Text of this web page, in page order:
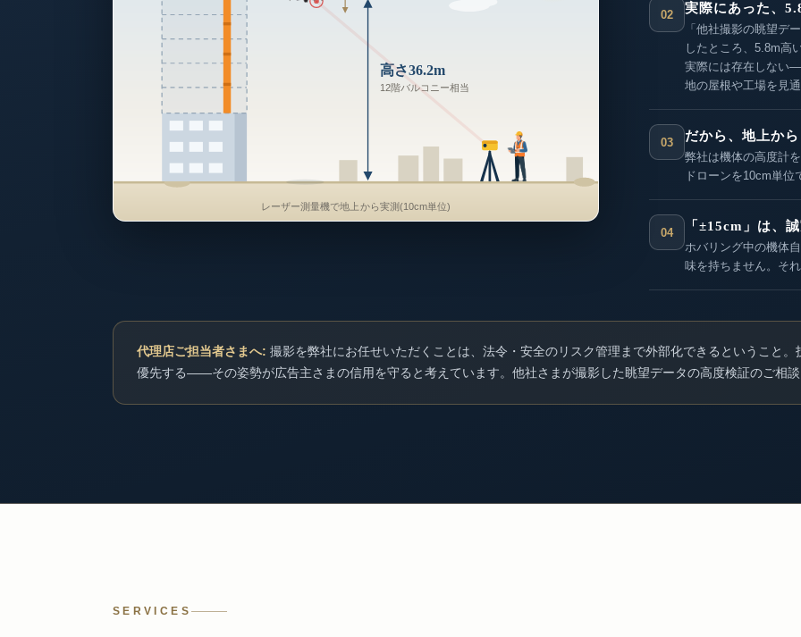
高さ36.2m
12階バルコニー相当
レーザー測量機で地上から実測(10cm単位)
02 実際にあった、
「他社撮影の眺望デ
したところ、5.8m高
実際には存在しない
地の屋根や工場を見
03 だから、地上か
弊社は機体の高度計
ドローンを10cm単
04 「±15cm」は、
ホバリング中の機体
味を持ちません。そ
代理店ご担当者さまへ: 撮影を弊社にお任せいただくことは、法令・安全のリスク管理まで外部化できるということ
優先する——その姿勢が広告主さまの信用を守ると考えています。他社さまが撮影した眺望データの高度検証のご相
SERVICES